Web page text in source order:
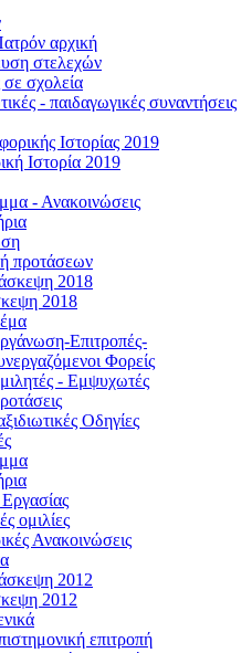
αρχική
στελεχών
σε σχολεία
- παιδαγωγικές συναντήσεις
Ιστορίας 2019
Ιστορία 2019
- Ανακοινώσεις
προτάσεων
2018
2018
Επιτροπές-
Φορείς
- Εμψυχωτές
Οδηγίες
ομιλίες
Ανακοινώσεις
2012
2012
επιτροπή